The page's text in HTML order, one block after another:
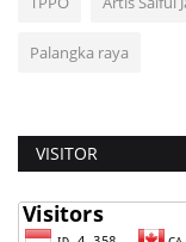
Palangka raya
VISITOR